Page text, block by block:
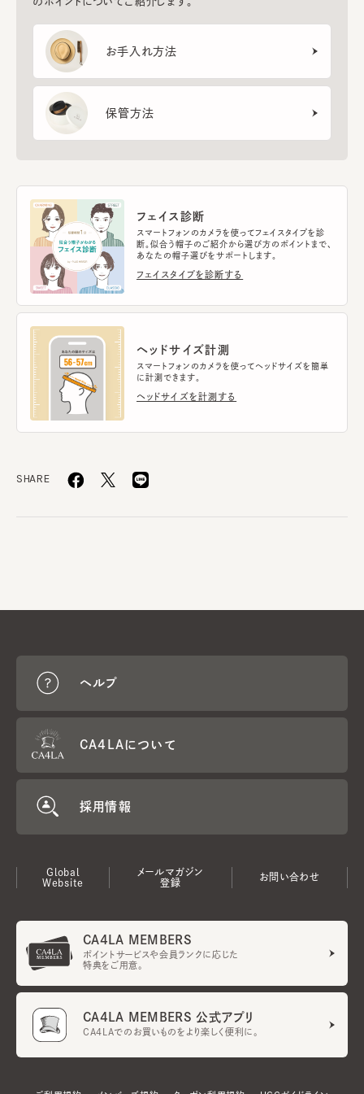
お手入れ方法
保管方法
フェイス診断
スマートフォンのカメラを使ってフェイスタイプを診
断。似合う帽子のご紹介から選び方のポイントまで、
あなたの帽子選びをサポートします。
フェイスタイプを診断する
ヘッドサイズ計測
スマートフォンのカメラを使ってヘッドサイズを簡単
に計測できます。
ヘッドサイズを計測する
SHARE
ヘルプ
CA4LAについて
採用情報
Global
Website
メールマガジン
登録
お問い合わせ
CA4LA MEMBERS
ポイントサービスや会員ランクに応じた
特典をご用意。
CA4LA MEMBERS 公式アプリ
CA4LAでのお買いものをより楽しく便利に。